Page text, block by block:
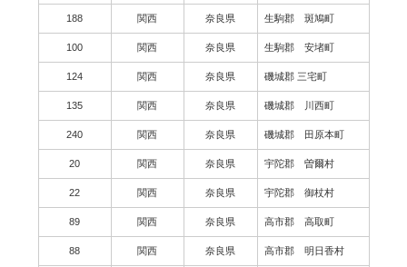
188 関西 奈良県 生駒郡 斑鳩町
100 関西 奈良県 生駒郡 安堵町
124 関西 奈良県 磯城郡 三宅町
135 関西 奈良県 磯城郡 川西町
240 関西 奈良県 磯城郡 田原本町
20 関西 奈良県 宇陀郡 曽爾村
22 関西 奈良県 宇陀郡 御杖村
89 関西 奈良県 高市郡 高取町
88 関西 奈良県 高市郡 明日香村